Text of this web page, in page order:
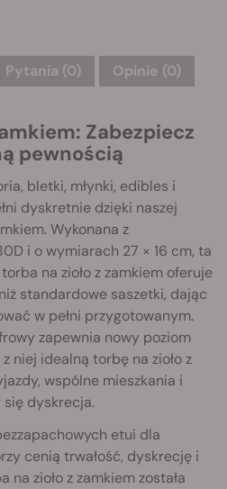
Pytania (0) Opinie (0)
Zabezpiecz
pewnością
bletki, młynki, edibles i
dyskretnie dzięki naszej
Wykonana z
i o wymiarach 27 × 16 cm, ta
na zioło z zamkiem oferuje
standardowe saszetki, dając
w pełni przygotowanym.
zapewnia nowy poziom
niej idealną torbę na zioło z
wspólne mieszkania i
się dyskrecja.
etui dla
cenią trwałość, dyskrecję i
na zioło z zamkiem została